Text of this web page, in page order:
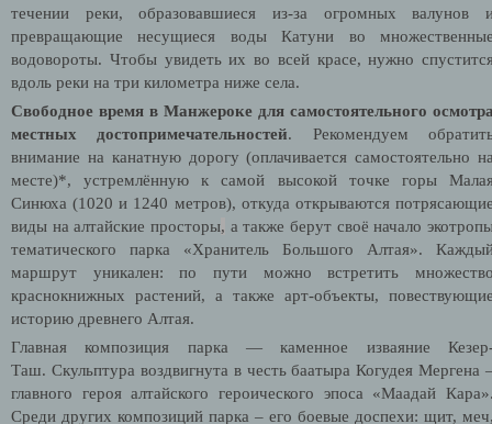
течении реки, образовавшиеся из-за огромных валунов
превращающие несущиеся воды Катуни во
водовороты. Чтобы увидеть их во всей красе, нужно
вдоль реки на три километра ниже села.
Свободное время в Манжероке для самостоятельного
местных достопримечательностей. Рекомендуем
внимание на канатную дорогу (оплачивается самостоятельно
месте)*, устремлённую к самой высокой точке горы
Синюха (1020 и 1240 метров), откуда открываются
виды на алтайские просторы, а также берут своё начало
тематического парка «Хранитель Большого Алтая».
маршрут уникален: по пути можно встретить
краснокнижных растений, а также арт-объекты,
историю древнего Алтая.
Главная композиция парка — каменное изваяние
Таш. Скульптура воздвигнута в честь баатыра Когудея Мергена
главного героя алтайского героического эпоса «Маадай
Среди других композиций парка – его боевые доспехи: щит,